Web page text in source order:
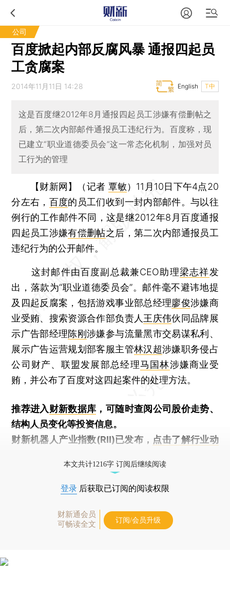
公司
百度掀起内部反腐风暴 通报四起员
工贪腐案
2014年11月11日 14:28 T中
English
这是百度继2012年8月通报四起员工涉嫌有偿删帖之
后，第二次内部邮件通报员工违纪行为。百度称，现
已建立“职业道德委员会”这一常态化机制，加强对员
工行为的管理
【财新网】（记者 覃敏） 11月10日下午4点20
分左右， 百度的员工们收到一封内部邮件。与以往
例行的工作邮件不同，这是继2012年8月百度通报
四起员工涉嫌有偿删帖之后，第二次内部通报员工
违纪行为的公开邮件。
这封邮件由百度副总裁兼CEO助理梁志祥发
出，落款为“职业道德委员会”。邮件毫不避讳地提
及四起反腐案，包括游戏事业部总经理廖俊涉嫌商
业受贿、搜索资源合作部负责人 王庆伟伙同品牌展
示广告部经理陈刚涉嫌参与流量黑市交易谋私利、
展示广告运营规划部客服主管林汉超涉嫌职务侵占
公司财产、联盟发展部总经理马国林涉嫌商业受
贿，并公布了百度对这四起案件的处理方法。
推荐进入财新数据库 ，可随时查阅公司股价走势、
结构人员变化等投资信息。
财新机器人产业指数(RII)已发布， 点击了解行业动
本文共计1216字 订阅后继续阅读
登录 后获取已订阅的阅读权限
财新通会员
可畅读全文
订阅/会员升级